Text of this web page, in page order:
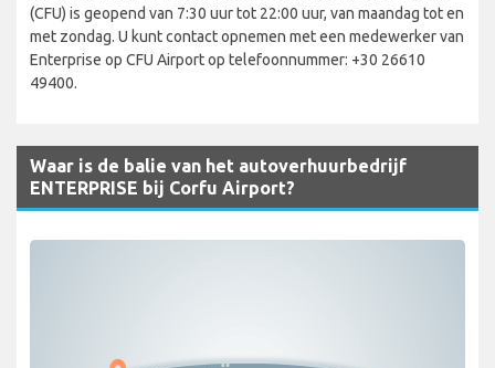
(CFU) is geopend van 7:30 uur tot 22:00 uur, van maandag tot en
met zondag. U kunt contact opnemen met een medewerker van
Enterprise op CFU Airport op telefoonnummer: +30 26610
49400.
Waar is de balie van het autoverhuurbedrijf
ENTERPRISE bij Corfu Airport?